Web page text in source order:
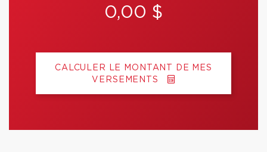
0,00 $
CALCULER LE MONTANT DE MES
VERSEMENTS